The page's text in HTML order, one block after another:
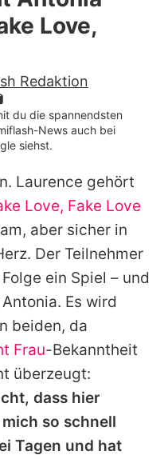
Promiflash
Love,
Redaktion
du die spannendsten
News auch bei
siehst.
Laurence gehört
Love, Fake Love
aber sicher in
Der Teilnehmer
ein Spiel – und
Antonia. Es wird
beiden, da
Frau-Bekanntheit
überzeugt:
dass hier
so schnell
Tagen und hat